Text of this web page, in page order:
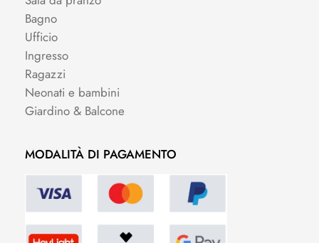
Bagno
Ufficio
Ingresso
Ragazzi
Neonati e bambini
Giardino & Balcone
MODALITÀ DI PAGAMENTO